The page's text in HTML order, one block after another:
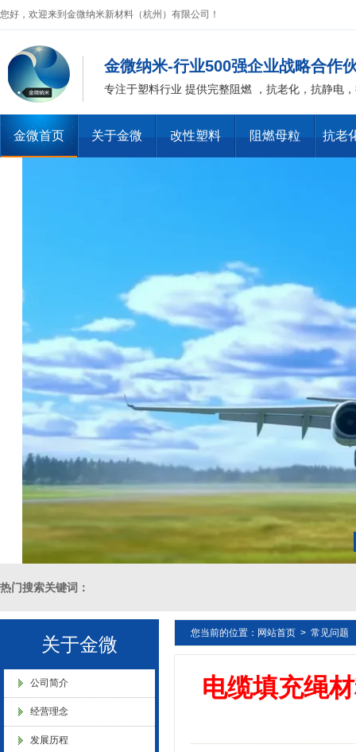
您好，欢迎来到金微纳米新材料（杭州）有限公司！
金微纳米-行业500强企业战略合作
专注于塑料行业 提供完整阻燃 ，抗老化，抗静电
金微首页 关于金微 改性塑料 阻燃母粒 抗老
热门搜索关键词：
十溴二苯乙烷母粒，三氧化二锑母粒，三氧化二锑替代物 PVC 无卤
燃 ABS阻燃 ，PA 阻燃，PET阻燃 ，PBT阻燃 ，环氧树脂阻燃，玻璃
化，抗静电母粒，阻燃料，抗老化料，环氧树脂抗老化，油漆涂料抗菌
关于金微
公司简介
经营理念
发展历程
金微纳米荣获“国家高新技术企
业”称号
金微纳米新材料 杭州）公司营
业执照
您当前的位置： 网站首页 > 常见问题
电缆填充绳